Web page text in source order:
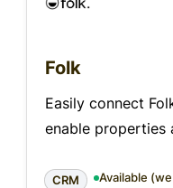
Folk
Easily connect
enable properties
CRM Available